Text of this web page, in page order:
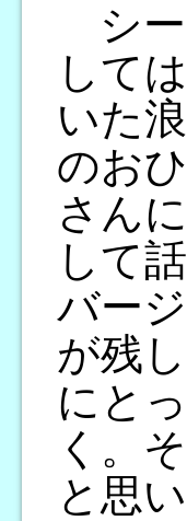
シー
して
いた
のお
さん
して
バー
が残
にと
く。
と思